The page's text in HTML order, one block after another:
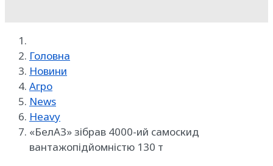
Головна
Новини
Агро
News
Heavy
«БелАЗ» зібрав 4000-ий самоскид
вантажопідйомністю 130 т